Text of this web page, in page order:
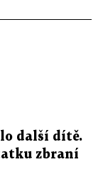
další dítě.
zbraní